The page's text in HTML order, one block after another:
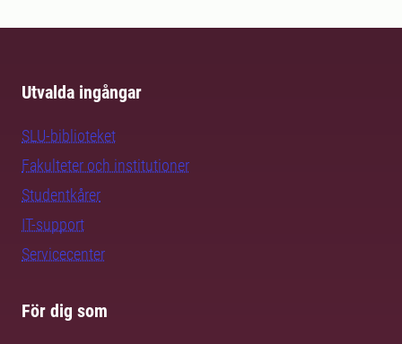
Utvalda ingångar
SLU-biblioteket
Fakulteter och institutioner
Studentkårer
IT-support
Servicecenter
För dig som